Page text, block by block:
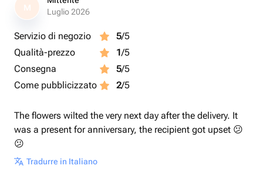
M
Luglio 2026
Servizio di negozio 5/5
Qualità-prezzo
1/5
Consegna
5/5
Come pubblicizzato
2/5
The flowers wilted the very next day after the delivery. It
was a present for anniversary, the recipient got upset 😕
😕
Tradurre in Italiano